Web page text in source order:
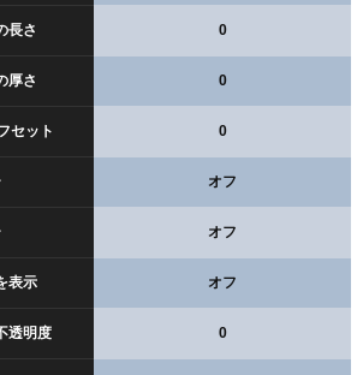
長さ 0
厚さ 0
セット 0
オフ
オフ
表示 オフ
透明度 0